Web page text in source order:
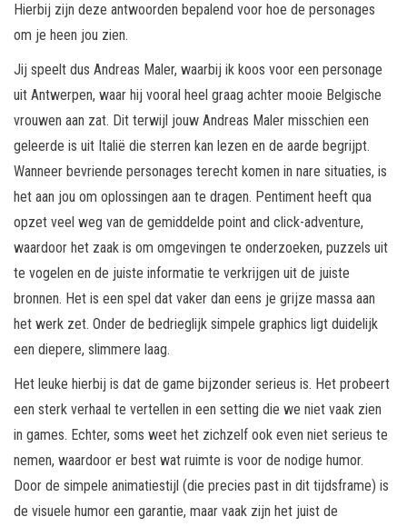
Hierbij zijn deze antwoorden bepalend voor hoe de personages
om je heen jou zien.
Jij speelt dus Andreas Maler, waarbij ik koos voor een personage
uit Antwerpen, waar hij vooral heel graag achter mooie Belgische
vrouwen aan zat. Dit terwijl jouw Andreas Maler misschien een
geleerde is uit Italië die sterren kan lezen en de aarde begrijpt.
Wanneer bevriende personages terecht komen in nare situaties, is
het aan jou om oplossingen aan te dragen. Pentiment heeft qua
opzet veel weg van de gemiddelde point and click-adventure,
waardoor het zaak is om omgevingen te onderzoeken, puzzels uit
te vogelen en de juiste informatie te verkrijgen uit de juiste
bronnen. Het is een spel dat vaker dan eens je grijze massa aan
het werk zet. Onder de bedrieglijk simpele graphics ligt duidelijk
een diepere, slimmere laag.
Het leuke hierbij is dat de game bijzonder serieus is. Het probeert
een sterk verhaal te vertellen in een setting die we niet vaak zien
in games. Echter, soms weet het zichzelf ook even niet serieus te
nemen, waardoor er best wat ruimte is voor de nodige humor.
Door de simpele animatiestijl (die precies past in dit tijdsframe) is
de visuele humor een garantie, maar vaak zijn het juist de